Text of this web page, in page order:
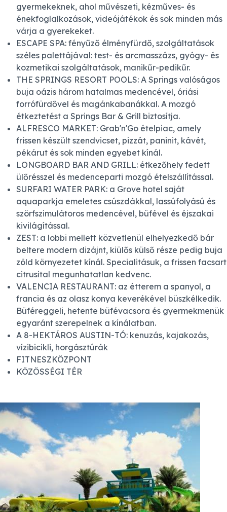
gyermekeknek, ahol művészeti, kézműves- és
énekfoglalkozások, videójátékok és sok minden más
várja a gyerekeket.
ESCAPE SPA: fényűző élményfürdő, szolgáltatások
széles palettájával: test- és arcmasszázs, gyógy- és
kozmetikai szolgáltatások, manikűr-pedikűr.
THE SPRINGS RESORT POOLS: A Springs valóságos
buja oázis három hatalmas medencével, óriási
forrófürdővel és magánkabanákkal. A mozgó
étkeztetést a Springs Bar & Grill biztosítja.
ALFRESCO MARKET: Grab'n'Go ételpiac, amely
frissen készült szendvicset, pizzát, paninit, kávét,
pékárut és sok minden egyebet kínál.
LONGBOARD BAR AND GRILL: étkezőhely fedett
ülőrésszel és medenceparti mozgó ételszállítással.
SURFARI WATER PARK: a Grove hotel saját
aquaparkja emeletes csúszdákkal, lassúfolyású és
szörfszimulátoros medencével, büfével és éjszakai
kivilágítással.
ZEST: a lobbi mellett közvetlenül elhelyezkedő bár
beltere modern dizájnt, kiülős külső része pedig buja
zöld környezetet kínál. Specialitásuk, a frissen facsart
citrusital megunhatatlan kedvenc.
VALENCIA RESTAURANT: az étterem a spanyol, a
francia és az olasz konya keverékével büszkélkedik.
Büféreggeli, hetente büfévacsora és gyermekmenük
egyaránt szerepelnek a kínálatban.
A 8-HEKTÁROS AUSTIN-TÓ: kenuzás, kajakozás,
vízibicikli, horgásztúrák
FITNESZKÖZPONT
KÖZÖSSÉGI TÉR